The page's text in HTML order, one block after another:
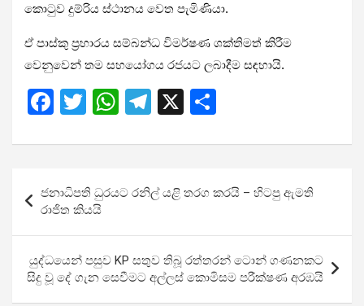
කොටුව දුම්රිය ස්ථානය වෙත පැමිණියා.
ඒ පාස්කු ප්‍රහාරය සම්බන්ධ විමර්ෂණ ශක්තිමත් කිරීම
වෙනුවෙන් තම සහයෝගය රජයට ලබාදීම සඳහායි.
F
ce
b
o
o
k
T
tt
er
W
at
s
A
p
p
T
e
gr
a
m
X
ar
navigation
ජනාධිපති ධුරයට රනිල් යළි තරග කරයි – හිටපු ඇමති
රාජිත කියයි
යුද්ධයෙන් පසුව KP සතුව තිබූ රත්තරන් ටොන් ගණනකට
සිදු වූ දේ ගැන සෙවීමට අල්ලස් කොමිසම පරීක්ෂණ අරඹයි